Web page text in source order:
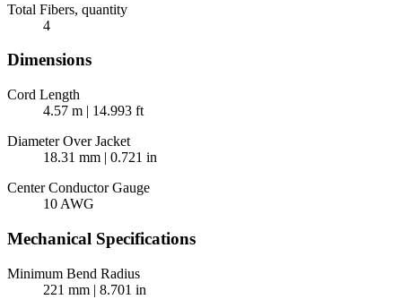
Total Fibers, quantity
4
Dimensions
Cord Length
4.57 m | 14.993 ft
Diameter Over Jacket
18.31 mm | 0.721 in
Center Conductor Gauge
10 AWG
Mechanical Specifications
Minimum Bend Radius
221 mm | 8.701 in